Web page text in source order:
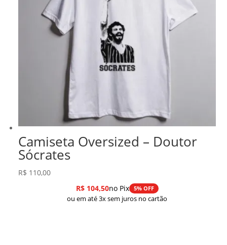
Camiseta Oversized – Doutor
Sócrates
R$ 110,00
R$104,50no Pix 5% OFF
ou em até 3x sem juros no cartão